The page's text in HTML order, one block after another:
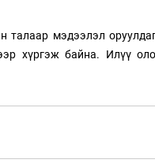
талаар мэдээлэл
хүргэж байна. Илүү